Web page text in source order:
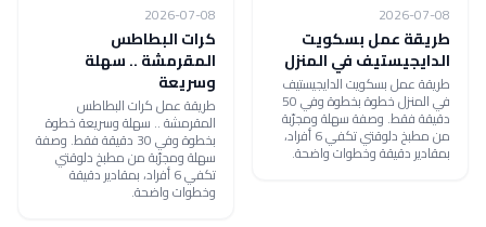
2026-07-08
طريقة عمل بسكويت
الدايجيستيف في المنزل
طريقة عمل بسكويت الدايجيستيف
في المنزل خطوة بخطوة وفي 50
دقيقة فقط. وصفة سهلة ومجرّبة
من مطبخ دلوقتي تكفي 6 أفراد،
بمقادير دقيقة وخطوات واضحة.
2026-07-08
كرات البطاطس
المقرمشة .. سهلة
وسريعة
طريقة عمل كرات البطاطس
المقرمشة .. سهلة وسريعة خطوة
بخطوة وفي 30 دقيقة فقط. وصفة
سهلة ومجرّبة من مطبخ دلوقتي
تكفي 6 أفراد، بمقادير دقيقة
وخطوات واضحة.